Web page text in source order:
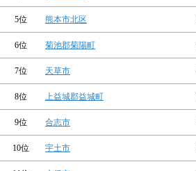
5位 熊本市北区
6位 菊池郡菊陽町
7位 天草市
8位 上益城郡益城町
9位 合志市
10位 宇土市